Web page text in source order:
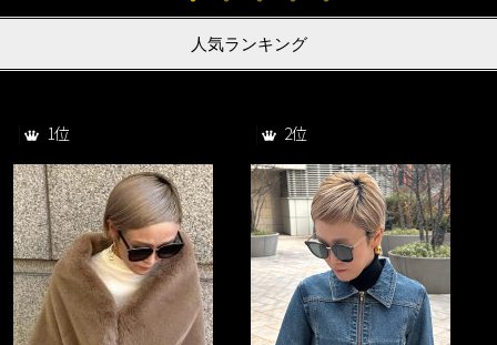
人気ランキング
1位 2位